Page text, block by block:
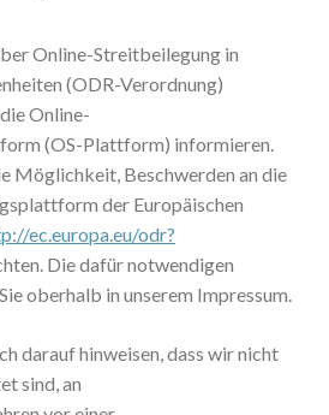
Online-Streitbeilegung in
(ODR-Verordnung)
Online-
(OS-Plattform) informieren.
Möglichkeit, Beschwerden an die
der Europäischen
ec.europa.eu/odr?
Die dafür notwendigen
oberhalb in unserem Impressum.
darauf hinweisen, dass wir nicht
sind, an